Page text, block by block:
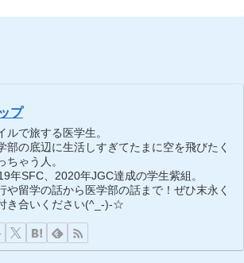
プ
ルで旅する医学生。
部の底辺に生活しすぎてたまに空を飛びたく
ちゃう人。
年SFC、2020年JGC達成の学生紫組。
や留学の話から医学部の話まで！ぜひ末永く
き合いください(^_-)-☆